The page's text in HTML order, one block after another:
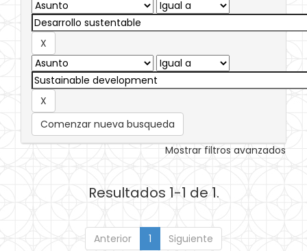
Comenzar nueva busqueda
Mostrar filtros avanzados
Resultados 1-1 de 1.
Anterior 1 Siguiente